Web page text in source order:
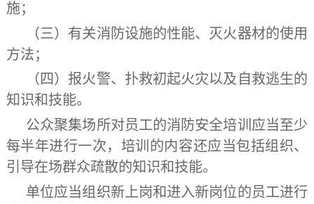
施；
（三）有关消防设施的性能、灭火器材的使用
方法；
（四）报火警、扑救初起火灾以及自救逃生的
知识和技能。
公众聚集场所对员工的消防安全培训应当至少
每半年进行一次，培训的内容还应当包括组织、
引导在场群众疏散的知识和技能。
单位应当组织新上岗和进入新岗位的员工进行